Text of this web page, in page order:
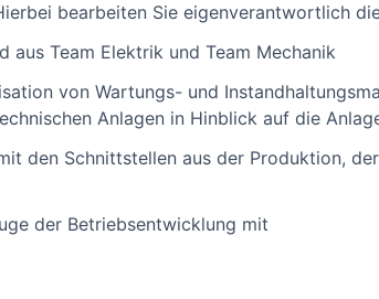
bearbeiten Sie eigenverantwortlich
aus Team Elektrik und Team Mechanik
von Wartungs- und
Anlagen in Hinblick auf die
den Schnittstellen aus der Produktion,
der Betriebsentwicklung mit